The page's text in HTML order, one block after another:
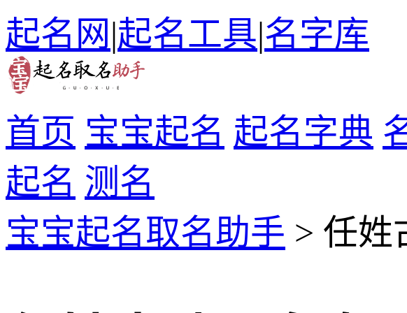
起名网|起名工具|名字库
首页 宝宝起名 起名字典
起名 测名
宝宝起名取名助手 > 任姓